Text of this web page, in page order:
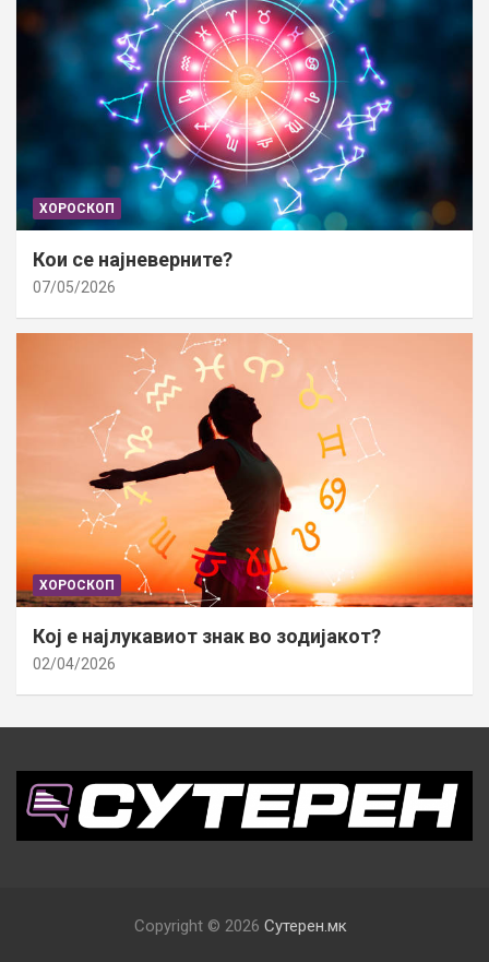
ХОРОСКОП
Кои се најневерните?
07/05/2026
ХОРОСКОП
Кој е најлукавиот знак во зодијакот?
02/04/2026
Copyright © 2026 Сутерен.мк